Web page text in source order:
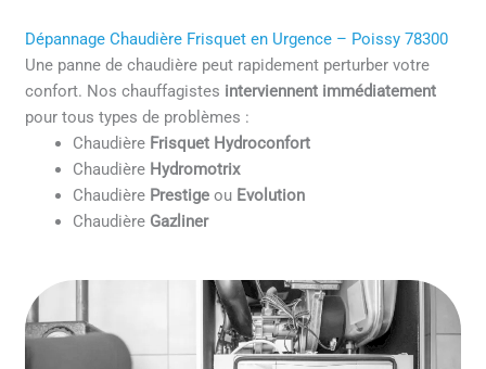
Dépannage Chaudière Frisquet en Urgence – Poissy 78300
Une panne de chaudière peut rapidement perturber votre
confort. Nos chauffagistes interviennent immédiatement
pour tous types de problèmes :
Chaudière Frisquet Hydroconfort
Chaudière Hydromotrix
Chaudière Prestige ou Evolution
Chaudière Gazliner